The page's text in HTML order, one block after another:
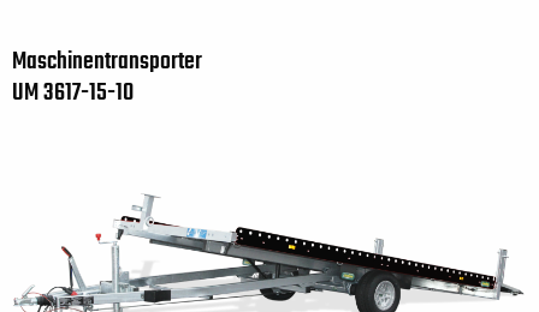
Maschinentransporter
UM 3617-15-10